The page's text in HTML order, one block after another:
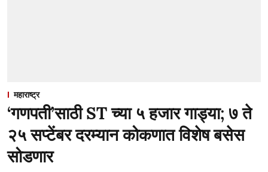
महाराष्ट्र
‘गणपती’साठी ST च्या ५ हजार गाड्या; ७ ते
२५ सप्टेंबर दरम्यान कोकणात विशेष बसेस
सोडणार